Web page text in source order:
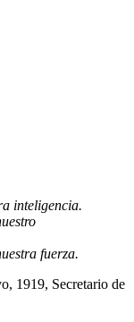
inteligencia.
fuerza.
1919, Secretario de